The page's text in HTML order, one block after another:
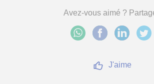
Avez-vous aimé ?
J'aime